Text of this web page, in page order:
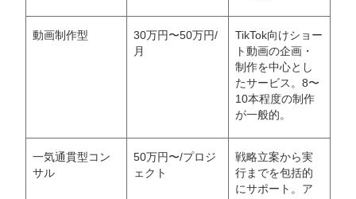
会社概要資料をダウンロー
〒160-0023 東京都新宿区西新宿3丁目8番3号 新
動画制作型
30万円〜50万円/
月
TikTok向けショー
ト動画の企画・
制作を中心とし
たサービス。8〜
10本程度の制作
が一般的。
一気通貫型コン
サル
50万円〜/プロジ
ェクト
戦略立案から実
行までを包括的
にサポート。ア